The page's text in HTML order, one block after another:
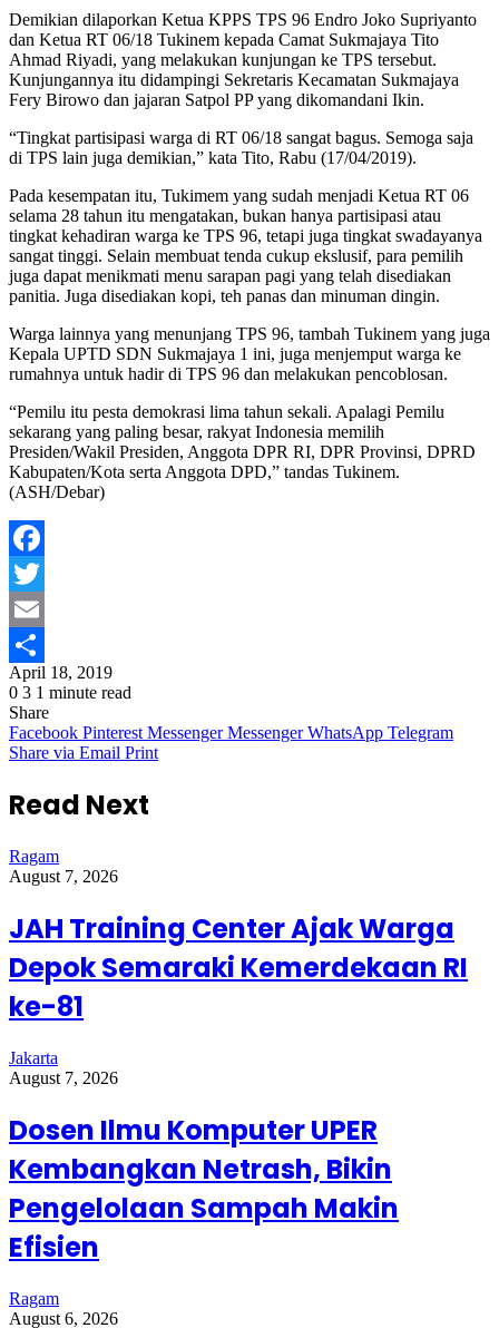
Demikian dilaporkan Ketua KPPS TPS 96 Endro Joko Supriyanto
dan Ketua RT 06/18 Tukinem kepada Camat Sukmajaya Tito
Ahmad Riyadi, yang melakukan kunjungan ke TPS tersebut.
Kunjungannya itu didampingi Sekretaris Kecamatan Sukmajaya
Fery Birowo dan jajaran Satpol PP yang dikomandani Ikin.
“Tingkat partisipasi warga di RT 06/18 sangat bagus. Semoga saja
di TPS lain juga demikian,” kata Tito, Rabu (17/04/2019).
Pada kesempatan itu, Tukimem yang sudah menjadi Ketua RT 06
selama 28 tahun itu mengatakan, bukan hanya partisipasi atau
tingkat kehadiran warga ke TPS 96, tetapi juga tingkat swadayanya
sangat tinggi. Selain membuat tenda cukup ekslusif, para pemilih
juga dapat menikmati menu sarapan pagi yang telah disediakan
panitia. Juga disediakan kopi, teh panas dan minuman dingin.
Warga lainnya yang menunjang TPS 96, tambah Tukinem yang juga
Kepala UPTD SDN Sukmajaya 1 ini, juga menjemput warga ke
rumahnya untuk hadir di TPS 96 dan melakukan pencoblosan.
“Pemilu itu pesta demokrasi lima tahun sekali. Apalagi Pemilu
sekarang yang paling besar, rakyat Indonesia memilih
Presiden/Wakil Presiden, Anggota DPR RI, DPR Provinsi, DPRD
Kabupaten/Kota serta Anggota DPD,” tandas Tukinem.
(ASH/Debar)
Facebook
Twitter
Email
Share
April 18, 2019
0 3 1 minute read
Share
Facebook Pinterest Messenger Messenger WhatsApp Telegram
Share via Email Print
Read Next
Ragam
August 7, 2026
JAH Training Center Ajak Warga
Depok Semaraki Kemerdekaan RI
ke-81
Jakarta
August 7, 2026
Dosen Ilmu Komputer UPER
Kembangkan Netrash, Bikin
Pengelolaan Sampah Makin
Efisien
Ragam
August 6, 2026